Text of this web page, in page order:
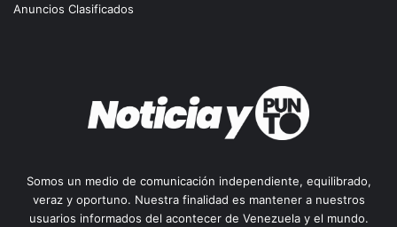
Anuncios Clasificados
Somos un medio de comunicación independiente, equilibrado,
veraz y oportuno. Nuestra finalidad es mantener a nuestros
usuarios informados del acontecer de Venezuela y el mundo.